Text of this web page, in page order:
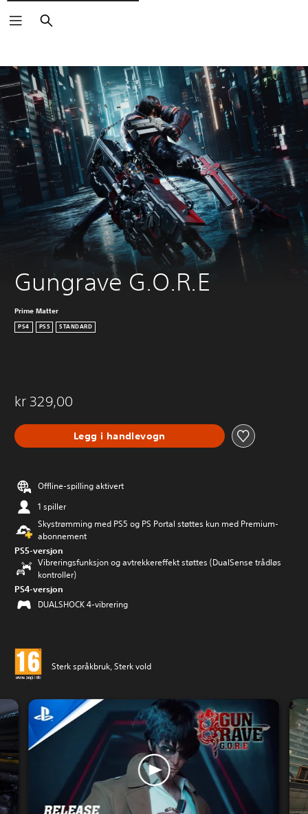
Søk
Gungrave G.O.R.E
Prime Matter
PS4 PS5 STANDARD
kr 329,00
Legg i handlevogn
Offline-spilling aktivert
1 spiller
Skystrømming med PS5 og PS Portal støttes kun med Premium-
abonnement
PS5-versjon
Vibreringsfunksjon og avtrekkereffekt støttes (DualSense trådløs
kontroller)
PS4-versjon
DUALSHOCK 4-vibrering
Sterk språkbruk, Sterk vold